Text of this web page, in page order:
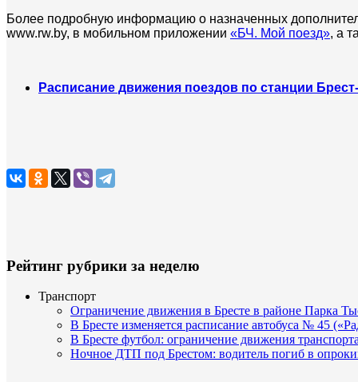
Более подробную информацию о назначенных
www.rw.by, в мобильном приложении «БЧ. Мой поезд», а
Расписание движения поездов по станции
Рейтинг рубрики за неделю
Транспорт
Ограничение движения в Бресте в районе Парка
В Бресте изменяется расписание автобуса № 45
В Бресте футбол: ограничение движения
Ночное ДТП под Брестом: водитель погиб в